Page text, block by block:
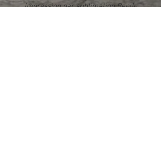
Impression par sublimation Rendu